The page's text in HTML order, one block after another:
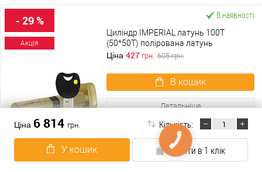
Ціна 6 814 грн. Кількість:
У кошик Купити в 1 клік
- 29 %
Акція
В наявності
Циліндр IMPERIAL латунь 100T
(50*50T) полірована латунь
Ціна 427 грн. 605грн.
В кошик
Детальніше
Придбати в 1 клік
До порівняння